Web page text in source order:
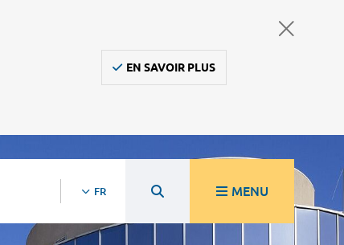
EN SAVOIR PLUS
FR MENU